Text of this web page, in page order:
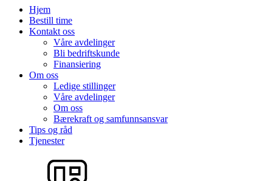
Hjem
Bestill time
Kontakt oss
Våre avdelinger
Bli bedriftskunde
Finansiering
Om oss
Ledige stillinger
Våre avdelinger
Om oss
Bærekraft og samfunnsansvar
Tips og råd
Tjenester